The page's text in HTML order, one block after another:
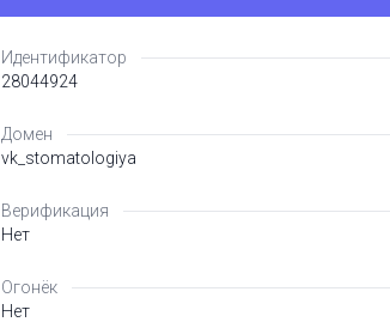
Идентификатор
28044924
Домен
vk_stomatologiya
Верификация
Нет
Огонёк
Нет